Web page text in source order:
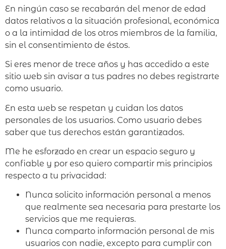
En ningún caso se recabarán del menor de edad
datos relativos a la situación profesional, económica
o a la intimidad de los otros miembros de la familia,
sin el consentimiento de éstos.
Si eres menor de trece años y has accedido a este
sitio web sin avisar a tus padres no debes registrarte
como usuario.
En esta web se respetan y cuidan los datos
personales de los usuarios. Como usuario debes
saber que tus derechos están garantizados.
Me he esforzado en crear un espacio seguro y
confiable y por eso quiero compartir mis principios
respecto a tu privacidad:
Nunca solicito información personal a menos
que realmente sea necesaria para prestarte los
servicios que me requieras.
Nunca comparto información personal de mis
usuarios con nadie, excepto para cumplir con